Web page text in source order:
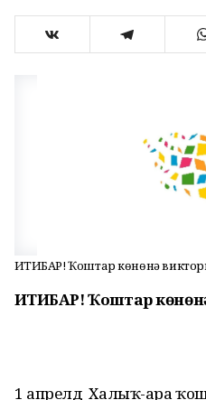
ИҒТИБАР! Ҡоштар көнөнә
ИҒТИБАР!Ҡоштар
1 апрелдә Халыҡ-ара